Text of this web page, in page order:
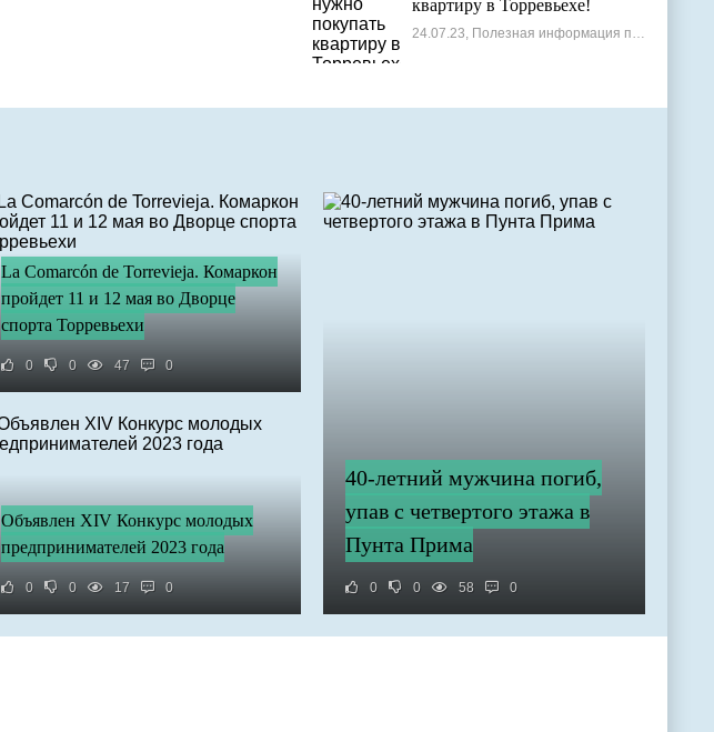
квартиру в Торревьехе!
24.07.23, Полезная информация по недвижимости
La Comarcón de Torrevieja. Комаркон
пройдет 11 и 12 мая во Дворце
спорта Торревьехи
0 0 47 0
40-летний мужчина погиб,
упав с четвертого этажа в
Пунта Прима
0 0 58 0
Объявлен XIV Конкурс молодых
предпринимателей 2023 года
0 0 17 0